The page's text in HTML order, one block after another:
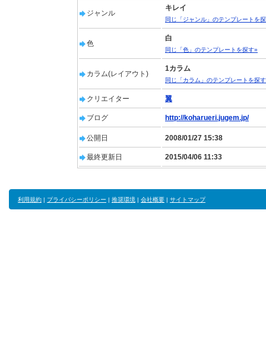
ジャンル
キレイ
同じ「ジャンル」のテンプレートを
色
白
同じ「色」のテンプレートを探す»
カラム(レイアウト)
1カラム
同じ「カラム」のテンプレートを探
クリエイター 翼
ブログ http://koharueri.jugem.jp/
公開日 2008/01/27 15:38
最終更新日 2015/04/06 11:33
利用規約 | プライバシーポリシー | 推奨環境 | 会社概要 | サイトマップ